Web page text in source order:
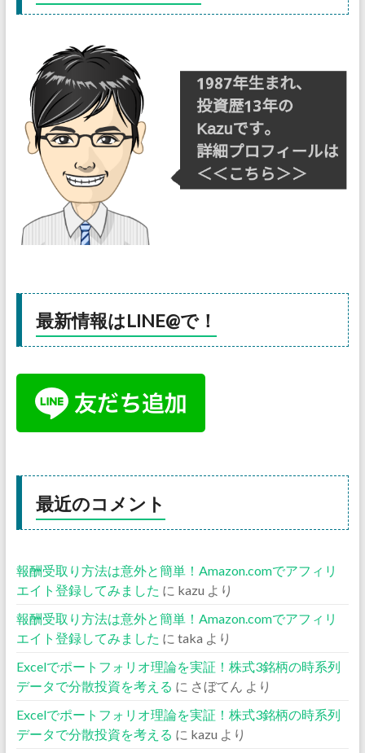
最新情報はLINE@で！
最近のコメント
報酬受取り方法は意外と簡単！Amazon.comでアフィリ
エイト登録してみました に kazu より
報酬受取り方法は意外と簡単！Amazon.comでアフィリ
エイト登録してみました に taka より
Excelでポートフォリオ理論を実証！株式3銘柄の時系列
データで分散投資を考える に さぼてん より
Excelでポートフォリオ理論を実証！株式3銘柄の時系列
データで分散投資を考える に kazu より